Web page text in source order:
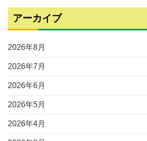
アーカイブ
2026年8月
2026年7月
2026年6月
2026年5月
2026年4月